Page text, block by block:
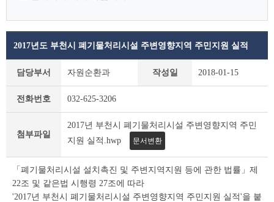
세
2017년도 부천시 폐기물처리시설 주변영향지역 주민지원 실적
담당부서 자원순환과 작성일 2018-01-15
전화번호 032-625-3206
첨부파일
2017년 부천시 폐기물처리시설 주변영향지역 주민
지원 실적.hwp
문서변환
「폐기물처리시설 설치촉진 및 주변지역지원 등에 관한 법률」제
22조 및 같은법 시행령 27조에 따라
'2017년 부천시 폐기물처리시설 주변영향지역 주민지원 실적'을 붙